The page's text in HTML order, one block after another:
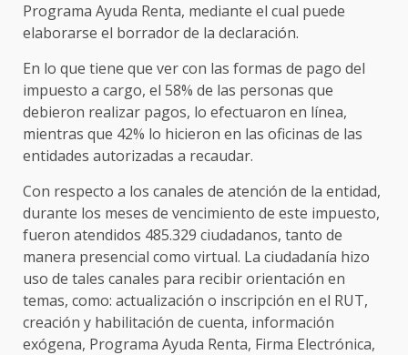
Programa Ayuda Renta, mediante el cual puede
elaborarse el borrador de la declaración.
En lo que tiene que ver con las formas de pago del
impuesto a cargo, el 58% de las personas que
debieron realizar pagos, lo efectuaron en línea,
mientras que 42% lo hicieron en las oficinas de las
entidades autorizadas a recaudar.
Con respecto a los canales de atención de la entidad,
durante los meses de vencimiento de este impuesto,
fueron atendidos 485.329 ciudadanos, tanto de
manera presencial como virtual. La ciudadanía hizo
uso de tales canales para recibir orientación en
temas, como: actualización o inscripción en el RUT,
creación y habilitación de cuenta, información
exógena, Programa Ayuda Renta, Firma Electrónica,